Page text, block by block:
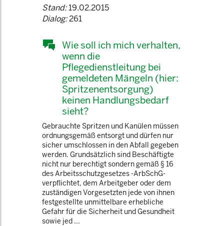
Stand:19.02.2015
Dialog:261
Wie soll ich mich verhalten,
wenn die
Pflegedienstleitung bei
gemeldeten Mängeln (hier:
Spritzenentsorgung)
keinen Handlungsbedarf
sieht?
Gebrauchte Spritzen und Kanülen müssen
ordnungsgemäß entsorgt und dürfen nur
sicher umschlossen in den Abfall gegeben
werden. Grundsätzlich sind Beschäftigte
nicht nur berechtigt sondern gemäß § 16
des Arbeitsschutzgesetzes -ArbSchG-
verpflichtet, dem Arbeitgeber oder dem
zuständigen Vorgesetzten jede von ihnen
festgestellte unmittelbare erhebliche
Gefahr für die Sicherheit und Gesundheit
sowie jed ...